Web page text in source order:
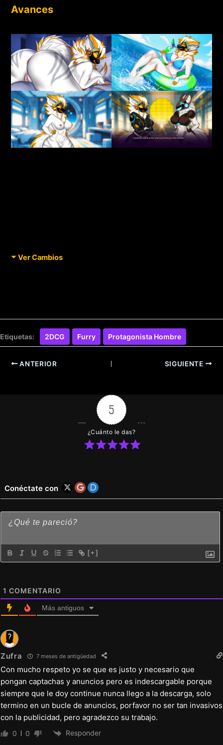
Avances
Ver Cambios
Etiquetas: 2DCG Furry Protagonista Hombre
ANTERIOR SIGUIENTE
5
¿Cuánto le das?
Conéctate con
[+]
1 COMENTARIO
Más antiguos
Zufra 7 meses de antigüedad
Con mucho respeto yo se que es justo y necesario que
pongan captachas y anuncios pero es indescargable porque
siempre que le doy continue nunca llego a la descarga, solo
termino en un bucle de anuncios, porfavor no ser tan invasivos
con la publicidad, pero agradezco su trabajo.
0 0 Responder